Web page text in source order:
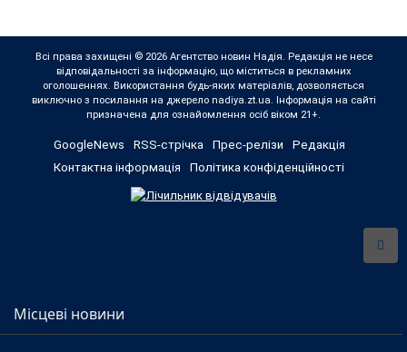
Всі права захищені © 2026 Агентство новин Надія. Редакція не несе
відповідальності за інформацію, що міститься в рекламних
оголошеннях. Використання будь-яких матеріалів, дозволяється
виключно з посилання на джерело nadiya.zt.ua. Інформація на сайті
призначена для ознайомлення осіб віком 21+.
GoogleNews RSS-стрічка Прес-релізи
Редакція
Контактна інформація
Політика конфіденційності
Місцеві новини